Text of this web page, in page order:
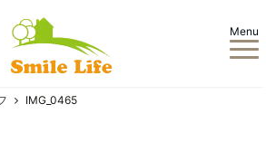
Menu
IMG_0465